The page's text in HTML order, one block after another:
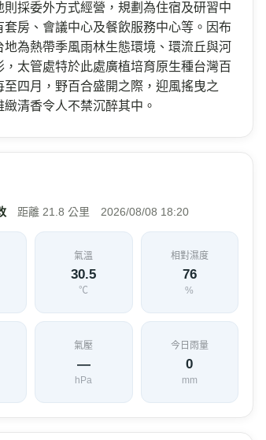
則採委外方式經營，規劃為住宿及研習中
套房、會議中心及餐飲服務中心等。因布
地為熱帶季風雨林生態環境、環流丘與河
，太管處特於此處廣植培育原生種台灣百
至四月，野百合盛開之際，迎風搖曳之
緻清香令人不禁沉醉其中。
距離 21.8 公里 2026/08/08 18:20
氣溫
30.5
℃
相對濕度
76
%
氣壓
—
hPa
今日雨量
0
mm